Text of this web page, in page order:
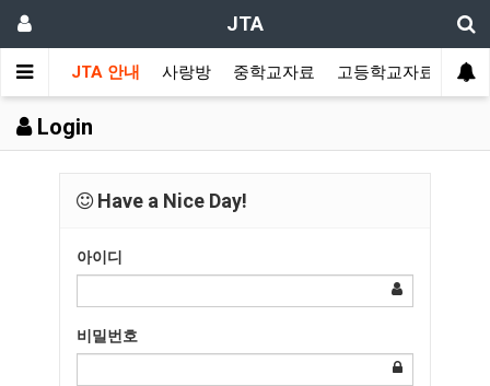
JTA
JTA 안내 사랑방 중학교자료 고등학교자료 멀
Login
Have a Nice Day!
아이디
비밀번호